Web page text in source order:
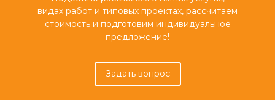
видах работ и типовых проектах, рассчитаем
стоимость и подготовим индивидуальное
предложение!
Задать вопрос